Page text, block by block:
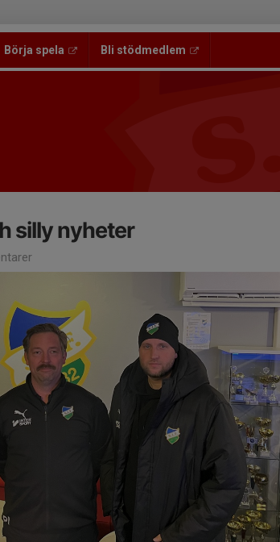
Börja spela Bli stödmedlem
silly nyheter